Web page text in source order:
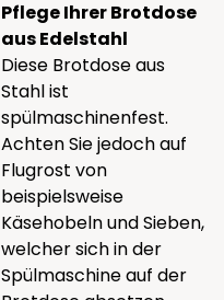
Pflege Ihrer Brotdose
aus Edelstahl
Diese Brotdose aus
Stahl ist
spülmaschinenfest.
Achten Sie jedoch auf
Flugrost von
beispielsweise
Käsehobeln und Sieben,
welcher sich in der
Spülmaschine auf der